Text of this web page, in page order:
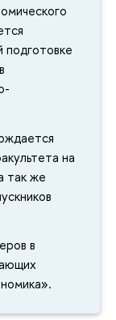
подготовке
на
так же
в